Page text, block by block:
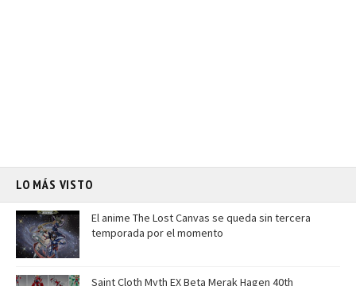
LO MÁS VISTO
El anime The Lost Canvas se queda sin tercera
temporada por el momento
Saint Cloth Myth EX Beta Merak Hagen 40th